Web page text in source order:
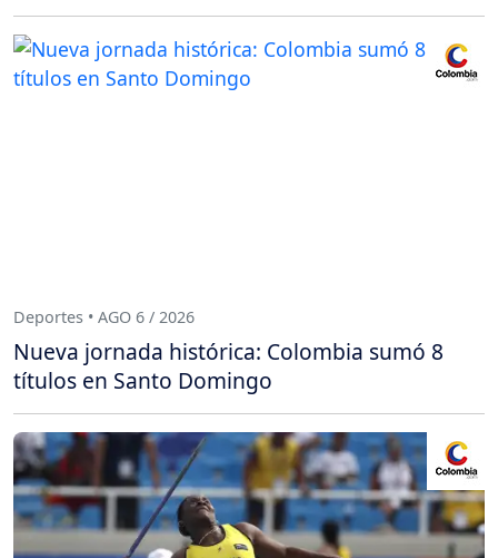
Deportes • AGO 6 / 2026
Nueva jornada histórica: Colombia sumó 8
títulos en Santo Domingo